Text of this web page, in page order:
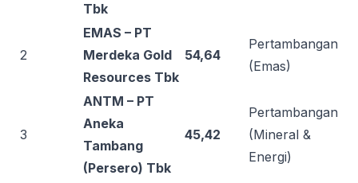
Tbk
2
EMAS – PT
Merdeka Gold
Resources Tbk
54,64
Pertambangan
(Emas)
3
ANTM – PT
Aneka
Tambang
(Persero) Tbk
45,42
Pertambangan
(Mineral &
Energi)